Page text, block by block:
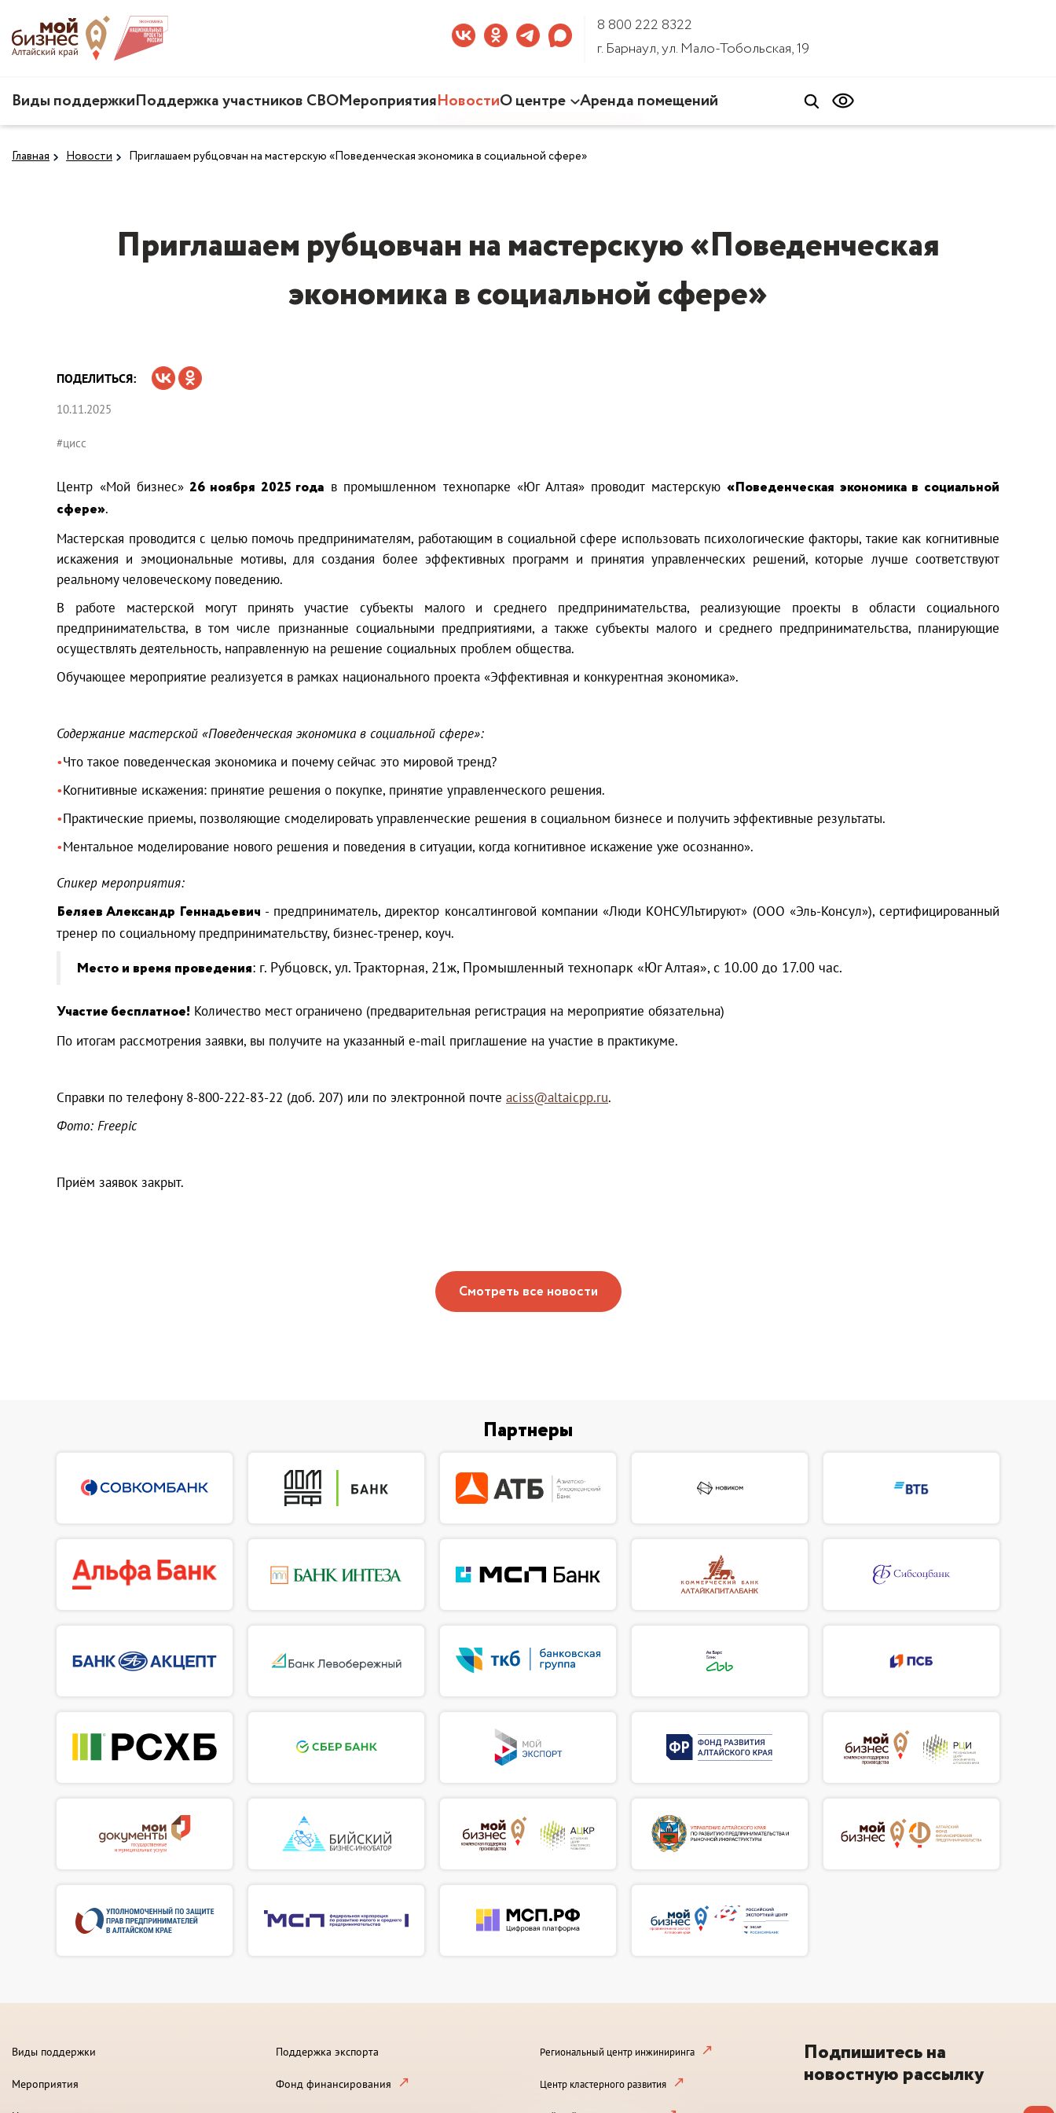
8 800 222 8322
г. Барнаул, ул. Мало-Тобольская, 19
Виды поддержкиПоддержка участников СВОМероприятияНовостиО центре
Команда Центра
Аренда помещений
Главная Новости Приглашаем рубцовчан на мастерскую «Поведенческая экономика в социальной сфере»
Приглашаем рубцовчан на мастерскую «Поведенческая
экономика в социальной сфере»
ПОДЕЛИТЬСЯ:
10.11.2025
#цисс
Центр «Мой бизнес» 26 ноября 2025 года в промышленном технопарке «Юг Алтая» проводит мастерскую«Поведенческая экономика в социальной
сфере».
Мастерская проводится с целью помочь предпринимателям, работающим в социальной сфере использовать психологические факторы, такие как когнитивные
искажения и эмоциональные мотивы, для создания более эффективных программ и принятия управленческих решений, которые лучше соответствуют
реальному человеческому поведению.
В работе мастерской могут принять участие субъекты малого и среднего предпринимательства, реализующие проекты в области социального
предпринимательства, в том числе признанные социальными предприятиями, а также субъекты малого и среднего предпринимательства, планирующие
осуществлять деятельность, направленную на решение социальных проблем общества.
Обучающее мероприятие реализуется в рамках национального проекта «Эффективная и конкурентная экономика».
Содержание мастерской «Поведенческая экономика в социальной сфере»:
Что такое поведенческая экономика и почему сейчас это мировой тренд?
Когнитивные искажения: принятие решения о покупке, принятие управленческого решения.
Практические приемы, позволяющие смоделировать управленческие решения в социальном бизнесе и получить эффективные результаты.
Ментальное моделирование нового решения и поведения в ситуации, когда когнитивное искажение уже осознанно».
Спикер мероприятия:
Беляев Александр Геннадьевич - предприниматель, директор консалтинговой компании «Люди КОНСУЛьтируют» (ООО «Эль-Консул»), сертифицированный
тренер по социальному предпринимательству, бизнес-тренер, коуч.
Место и время проведения: г. Рубцовск, ул. Тракторная, 21ж, Промышленный технопарк «Юг Алтая», с 10.00 до 17.00 час.
Участие бесплатное! Количество мест ограничено (предварительная регистрация на мероприятие обязательна)
По итогам рассмотрения заявки, вы получите на указанный e-mail приглашение на участие в практикуме.
Справки по телефону 8-800-222-83-22 (доб. 207) или по электронной почте aciss@altaicpp.ru.
Фото: Freepic
Приём заявок закрыт.
Смотреть все новости
Партнеры
Виды поддержки
Мероприятия
Поддержка экспорта
Фонд финансирования
Региональный центр инжиниринга
Центр кластерного развития
Подпишитесь на
новостную рассылку